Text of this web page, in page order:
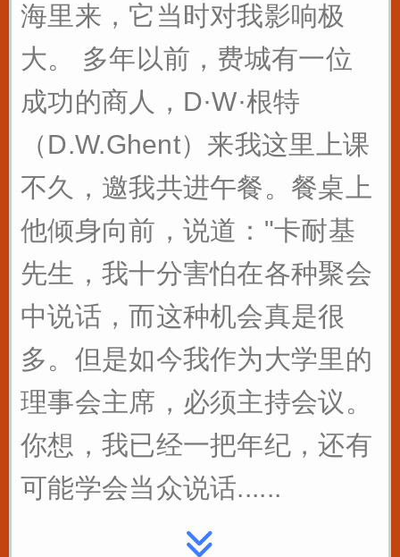
海里来，它当时对我影响极
大。 多年以前，费城有一位
成功的商人，D·W·根特
（D.W.Ghent）来我这里上课
不久，邀我共进午餐。餐桌上
他倾身向前，说道："卡耐基
先生，我十分害怕在各种聚会
中说话，而这种机会真是很
多。但是如今我作为大学里的
理事会主席，必须主持会议。
你想，我已经一把年纪，还有
可能学会当众说话......